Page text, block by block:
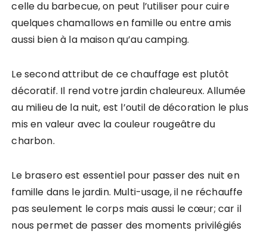
celle du barbecue, on peut l’utiliser pour cuire
quelques chamallows en famille ou entre amis
aussi bien à la maison qu’au camping.
Le second attribut de ce chauffage est plutôt
décoratif. Il rend votre jardin chaleureux. Allumée
au milieu de la nuit, est l’outil de décoration le plus
mis en valeur avec la couleur rougeâtre du
charbon.
Le brasero est essentiel pour passer des nuit en
famille dans le jardin. Multi-usage, il ne réchauffe
pas seulement le corps mais aussi le cœur; car il
nous permet de passer des moments privilégiés